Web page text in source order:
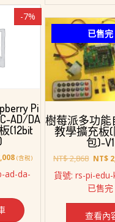
-7%
Pi
AD/DA
(12bit
。
目
價
NT$ 3,008。
(含稅)
ad-da-
已售完
樹莓派多功能
教學擴充板
包)-V1
NT$2,868 原
價
格：
NT$
NT$
貨號: rs-pi-
已售完
查看內